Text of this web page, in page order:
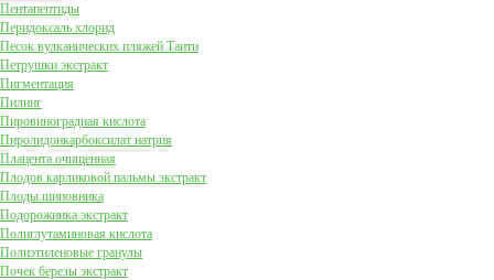
Пентапептиды
Перидоксаль хлорид
Песок вулканических пляжей Таити
Петрушки экстракт
Пигментация
Пилинг
Пировиноградная кислота
Пиролидонкарбоксилат натрия
Плацента очищенная
Плодов карликовой пальмы экстракт
Плоды шиповника
Подорожника экстракт
Полиглутаминовая кислота
Полиэтиленовые гранулы
Почек березы экстракт